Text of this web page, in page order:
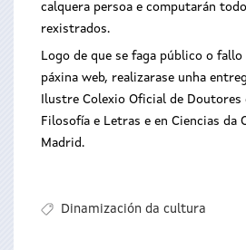
calquera persoa e computarán
rexistrados.
Logo de que se faga público o fallo
páxina web, realizarase unha
Ilustre Colexio Oficial de Doutores
Filosofía e Letras e en Ciencias da
Madrid.
Dinamización da cultura